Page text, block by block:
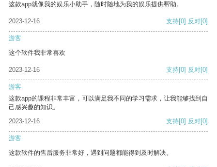
这款app就像我的娱乐小助手，随时随地为我的娱乐提供帮助。
2023-12-16 支持[0] 反对[0]
游客
这个软件我非常喜欢
2023-12-16 支持[0] 反对[0]
游客
这款app的课程非常丰富，可以满足我不同的学习需求，让我能够找到自
己感兴趣的知识。
2023-12-16
支持[0] 反对[0]
游客
这款软件的售后服务非常好，遇到问题都能得到及时解决。